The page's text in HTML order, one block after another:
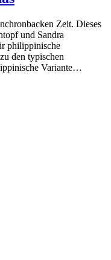
Zeit. Dieses
und Sandra
philippinische
den typischen
Variante…